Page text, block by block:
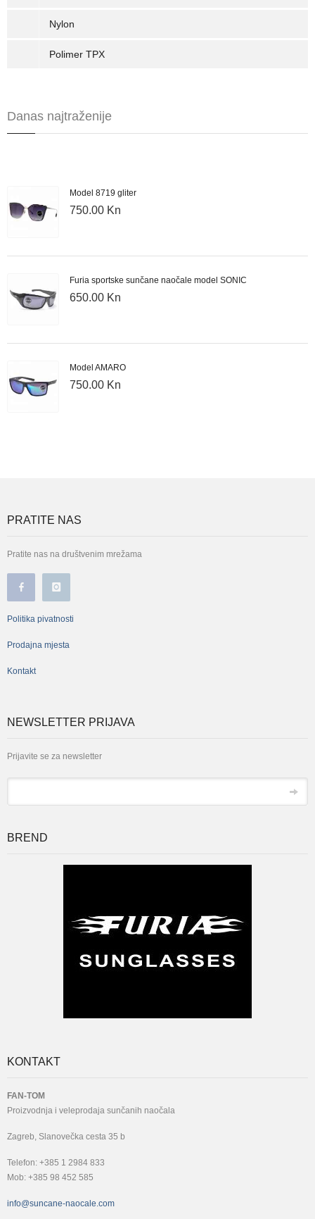
Nylon
Polimer TPX
Danas najtraženije
Model 8719 gliter
750.00 Kn
Furia sportske sunčane naočale model SONIC
650.00 Kn
Model AMARO
750.00 Kn
PRATITE NAS
Pratite nas na društvenim mrežama
Politika pivatnosti
Prodajna mjesta
Kontakt
NEWSLETTER PRIJAVA
Prijavite se za newsletter
BREND
KONTAKT
FAN-TOM
Proizvodnja i veleprodaja sunčanih naočala
Zagreb, Slanovečka cesta 35 b
Telefon: +385 1 2984 833
Mob: +385 98 452 585
info@suncane-naocale.com